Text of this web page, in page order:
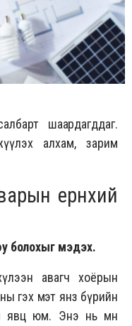
шаардагддаг.
алхам, зарим
ерөнхий
болохыг мэдэх.
авагч хоёрын
гэх мэт янз бүрийн
явц юм. Энэ нь мөн